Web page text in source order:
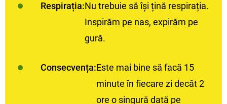
Respirația:Nu trebuie să își țină respirația.
Inspirăm pe nas, expirăm pe
gură.
Consecvența:Este mai bine să facă 15
minute în fiecare zi decât 2
ore o singură dată pe